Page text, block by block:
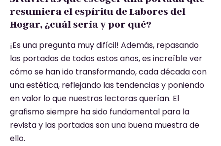
resumiera el espíritu de Labores del
Hogar, ¿cuál sería y por qué?
¡Es una pregunta muy difícil! Además, repasando
las portadas de todos estos años, es increíble ver
cómo se han ido transformando, cada década con
una estética, reflejando las tendencias y poniendo
en valor lo que nuestras lectoras querían. El
grafismo siempre ha sido fundamental para la
revista y las portadas son una buena muestra de
ello.